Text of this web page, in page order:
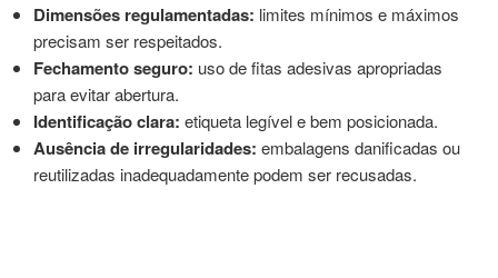
Dimensões regulamentadas: limites mínimos e máximos
precisam ser respeitados.
Fechamento seguro: uso de fitas adesivas apropriadas
para evitar abertura.
Identificação clara: etiqueta legível e bem posicionada.
Ausência de irregularidades: embalagens danificadas ou
reutilizadas inadequadamente podem ser recusadas.